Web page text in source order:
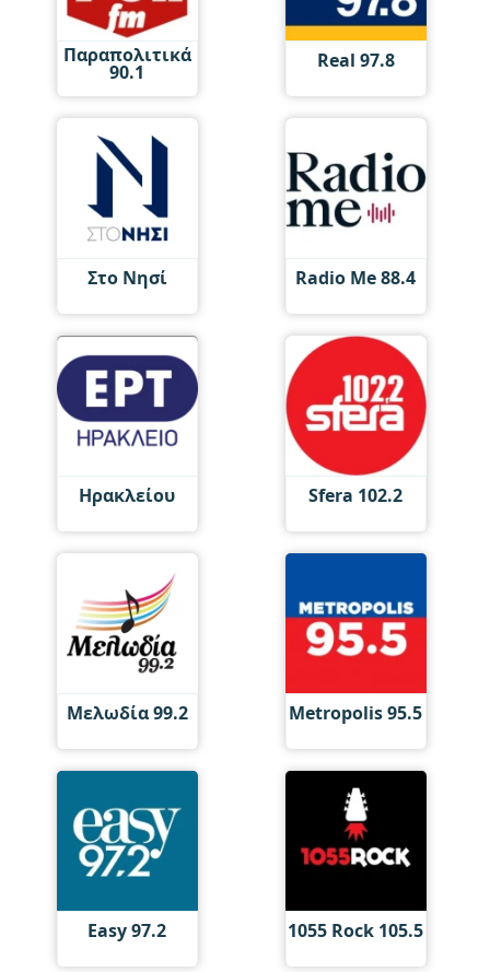
Παραπολιτικά
90.1 Real 97.8
Στο Νησί Radio Me 88.4
Ηρακλείου Sfera 102.2
Μελωδία 99.2 Metropolis 95.5
Easy 97.2 1055 Rock 105.5